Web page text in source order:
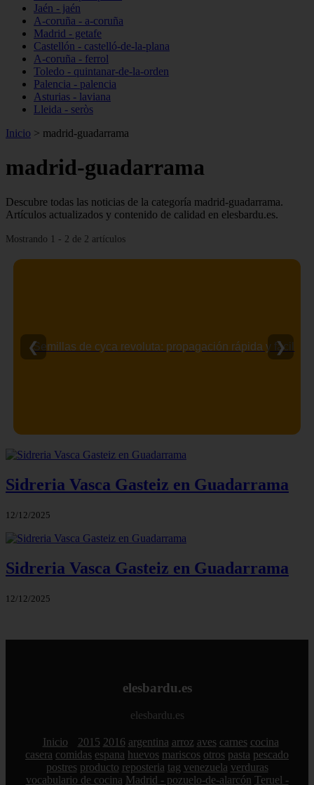
Jaén - jaén
A-coruña - a-coruña
Madrid - getafe
Castellón - castelló-de-la-plana
A-coruña - ferrol
Toledo - quintanar-de-la-orden
Palencia - palencia
Asturias - laviana
Lleida - seròs
Inicio > madrid-guadarrama
madrid-guadarrama
Descubre todas las noticias de la categoría madrid-guadarrama.
Artículos actualizados y contenido de calidad en elesbardu.es.
Mostrando 1 - 2 de 2 artículos
Semillas de cyca revoluta: propagación rápida y fácil
❮ ❯
Sidreria Vasca Gasteiz en Guadarrama
12/12/2025
Sidreria Vasca Gasteiz en Guadarrama
12/12/2025
elesbardu.es
elesbardu.es
Inicio 2015 2016 argentina arroz aves carnes cocina
casera comidas espana huevos mariscos otros pasta pescado
postres producto reposteria tag venezuela verduras
vocabulario de cocina Madrid - pozuelo-de-alarcón Teruel -